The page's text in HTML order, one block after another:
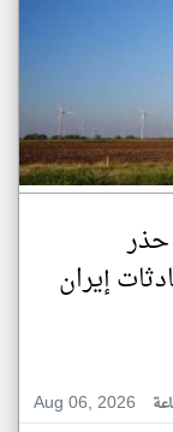
حذر
إيران
Aug 06, 2026